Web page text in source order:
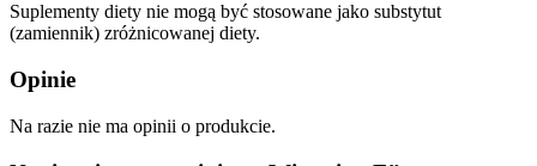
Suplementy diety nie mogą być stosowane jako substytut
(zamiennik) zróżnicowanej diety.
Opinie
Na razie nie ma opinii o produkcie.